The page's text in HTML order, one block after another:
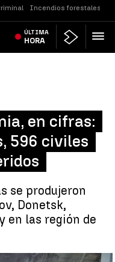
Incendios forestales
ÚLTIMA
HORA
en cifras:
596 civiles
se produjeron
Donetsk,
en las región de